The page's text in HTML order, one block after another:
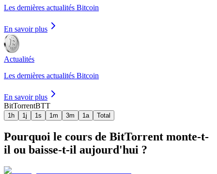
Les dernières actualités Bitcoin
En savoir plus
Actualités
Les dernières actualités Bitcoin
En savoir plus
BitTorrentBTT
1h 1j 1s 1m 3m 1a Total
Pourquoi le cours de BitTorrent monte-t-
il ou baisse-t-il aujourd'hui ?